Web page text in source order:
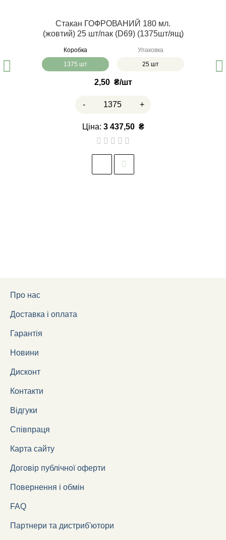
Стакан ГОФРОВАНИЙ 180 мл.
(жовтий) 25 шт/пак (D69) (1375шт/ящ)
Коробка
1375 шт
Упаковка
25 шт
2,50 ₴
- +
Ціна: 3 437,50 ₴
Про нас
Доставка і оплата
Гарантія
Новини
Дисконт
Контакти
Відгуки
Співпраця
Карта сайту
Договір публічної оферти
Повернення і обмін
FAQ
Партнери та дистриб'ютори